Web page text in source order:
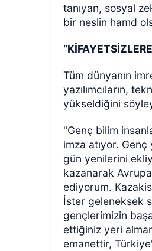
tanıyan, sosyal
bir neslin hamd
Tüm dünyanın
yazılımcıların,
yükseldiğini
"Genç bilim
imza atıyor.
gün yenilerini
kazanarak
ediyorum.
İster geleneksek
gençlerimizin
ettiğiniz yeri
emanettir,